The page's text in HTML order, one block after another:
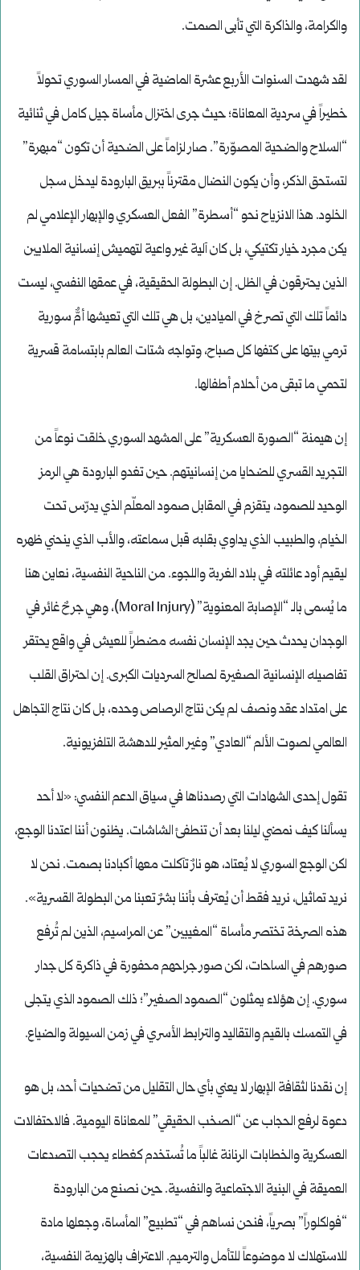
والكرامة، والذاكرة التي تأبى الصمت.
لقد شهدت السنوات الأربع عشرة الماضية في المسار السوري تحولاً
خطيراً في سردية المعاناة؛ حيث جرى اختزال مأساة جيل كامل في ثنائية
“السلاح والضحية المصوّرة”. صار لزاماً على الضحية أن تكون “مبهرة”
لتستحق الذكر، وأن يكون النضال مقترناً ببريق البارودة ليدخل سجل
الخلود. هذا الانزياح نحو “أسطرة” الفعل العسكري والإبهار الإعلامي لم
يكن مجرد خيار تكتيكي، بل كان آلية غير واعية لتهميش إنسانية الملايين
الذين يحترقون في الظل. إن البطولة الحقيقية، في عمقها النفسي، ليست
دائماً تلك التي تصرخ في الميادين، بل هي تلك التي تعيشها أمٌّ سورية
ترمي بيتها على كتفها كل صباح، وتواجه شتات العالم بابتسامة قسرية
لتحمي ما تبقى من أحلام أطفالها.
إن هيمنة “الصورة العسكرية” على المشهد السوري خلقت نوعاً من
التجريد القسري للضحايا من إنسانيتهم. حين تغدو البارودة هي الرمز
الوحيد للصمود، يتقزم في المقابل صمود المعلّم الذي يدرّس تحت
الخيام، والطبيب الذي يداوي بقلبه قبل سماعته، والأب الذي ينحني ظهره
ليقيم أود عائلته في بلاد الغربة واللجوء. من الناحية النفسية، نعاين هنا
ما يُسمى بالـ “الإصابة المعنوية” (Moral Injury)، وهي جرحٌ غائر في
الوجدان يحدث حين يجد الإنسان نفسه مضطراً للعيش في واقع يحتقر
تفاصيله الإنسانية الصغيرة لصالح السرديات الكبرى. إن احتراق القلب
على امتداد عقد ونصف لم يكن نتاج الرصاص وحده، بل كان نتاج التجاهل
العالمي لصوت الألم “العادي” وغير المثير للدهشة التلفزيونية.
تقول إحدى الشهادات التي رصدناها في سياق الدعم النفسي: «لا أحد
يسألنا كيف نمضي ليلنا بعد أن تنطفئ الشاشات. يظنون أننا اعتدنا الوجع،
لكن الوجع السوري لا يُعتاد، هو نارٌ تآكلت معها أكبادنا بصمت. نحن لا
نريد تماثيل، نريد فقط أن يُعترف بأننا بشرٌ تعبنا من البطولة القسرية».
هذه الصرخة تختصر مأساة “المغيبين” عن المراسيم، الذين لم تُرفع
صورهم في الساحات، لكن صور جراحهم محفورة في ذاكرة كل جدار
سوري. إن هؤلاء يمثلون “الصمود الصغير”؛ ذلك الصمود الذي يتجلى
في التمسك بالقيم والتقاليد والترابط الأسري في زمن السيولة والضياع.
إن نقدنا لثقافة الإبهار لا يعني بأي حال التقليل من تضحيات أحد، بل هو
دعوة لرفع الحجاب عن “الصخب الحقيقي” للمعاناة اليومية. فالاحتفالات
العسكرية والخطابات الرنانة غالباً ما تُستخدم كغطاء يحجب التصدعات
العميقة في البنية الاجتماعية والنفسية. حين نصنع من البارودة
“فولكلوراً” بصرياً، فنحن نساهم في “تطبيع” المأساة، وجعلها مادة
للاستهلاك لا موضوعاً للتأمل والترميم. الاعتراف بالهزيمة النفسية،